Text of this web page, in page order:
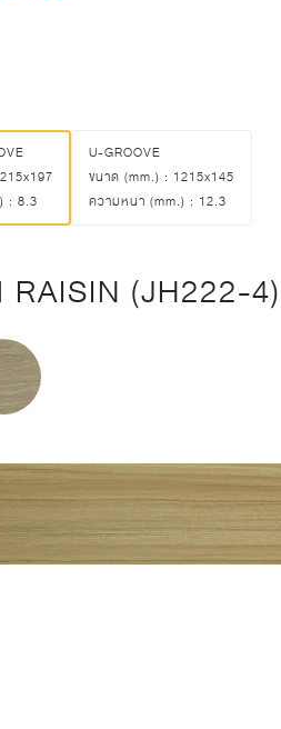
: 8.3
U-GROOVE
ขนาด (mm.) : 1215x145
ความหนา (mm.) : 12.3
RAISIN (JH222-4)